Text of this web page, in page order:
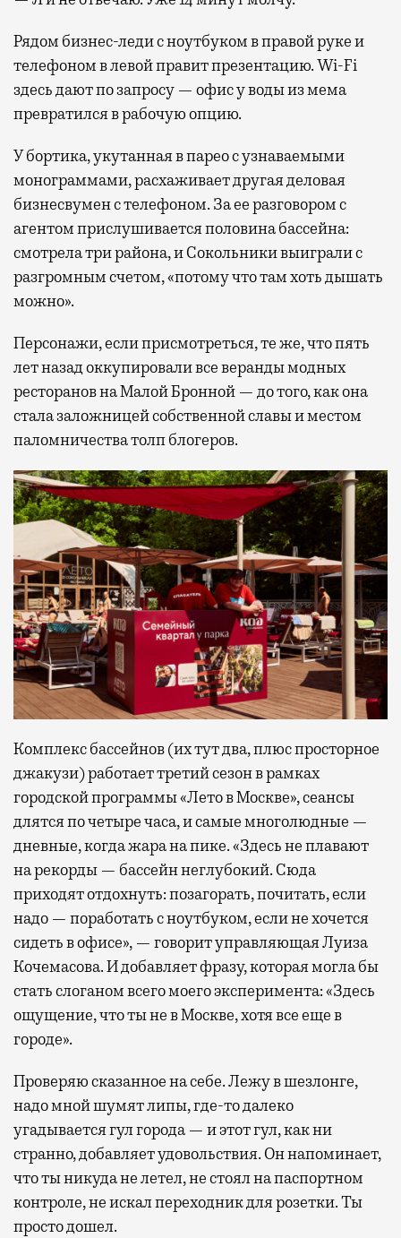
Рядом бизнес-леди с ноутбуком в правой руке и
телефоном в левой правит презентацию. Wi-Fi
здесь дают по запросу — офис у воды из мема
превратился в рабочую опцию.
У бортика, укутанная в парео с узнаваемыми
монограммами, расхаживает другая деловая
бизнесвумен с телефоном. За ее разговором с
агентом прислушивается половина бассейна:
смотрела три района, и Сокольники выиграли с
разгромным счетом, «потому что там хоть дышать
можно».
Персонажи, если присмотреться, те же, что пять
лет назад оккупировали все веранды модных
ресторанов на Малой Бронной — до того, как она
стала заложницей собственной славы и местом
паломничества толп блогеров.
Комплекс бассейнов (их тут два, плюс просторное
джакузи) работает третий сезон в рамках
городской программы «Лето в Москве», сеансы
длятся по четыре часа, и самые многолюдные —
дневные, когда жара на пике. «Здесь не плавают
на рекорды — бассейн неглубокий. Сюда
приходят отдохнуть: позагорать, почитать, если
надо — поработать с ноутбуком, если не хочется
сидеть в офисе», — говорит управляющая Луиза
Кочемасова. И добавляет фразу, которая могла бы
стать слоганом всего моего эксперимента: «Здесь
ощущение, что ты не в Москве, хотя все еще в
городе».
Проверяю сказанное на себе. Лежу в шезлонге,
надо мной шумят липы, где-то далеко
угадывается гул города — и этот гул, как ни
странно, добавляет удовольствия. Он напоминает,
что ты никуда не летел, не стоял на паспортном
контроле, не искал переходник для розетки. Ты
просто дошел.